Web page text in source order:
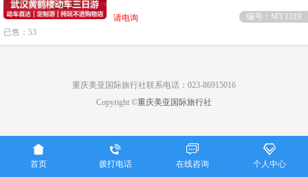
请电询
编号：MY1319
已售：53
重庆美亚国际旅行社联系电话：023-86915016
Copyright ©重庆美亚国际旅行社

首页

拨打电话

在线咨询

个人中心